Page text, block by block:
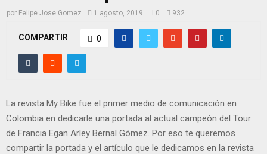
por Felipe Jose Gomez 1 agosto, 2019 0 932
COMPARTIR 0
La revista My Bike fue el primer medio de comunicación en
Colombia en dedicarle una portada al actual campeón del Tour
de Francia Egan Arley Bernal Gómez. Por eso te queremos
compartir la portada y el artículo que le dedicamos en la revista